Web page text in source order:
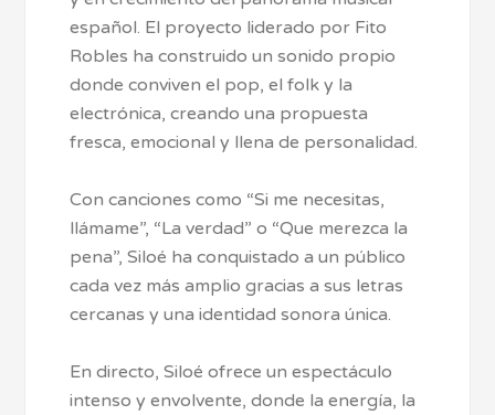
español. El proyecto liderado por Fito
Robles ha construido un sonido propio
donde conviven el pop, el folk y la
electrónica, creando una propuesta
fresca, emocional y llena de personalidad.
Con canciones como “Si me necesitas,
llámame”, “La verdad” o “Que merezca la
pena”, Siloé ha conquistado a un público
cada vez más amplio gracias a sus letras
cercanas y una identidad sonora única.
En directo, Siloé ofrece un espectáculo
intenso y envolvente, donde la energía, la